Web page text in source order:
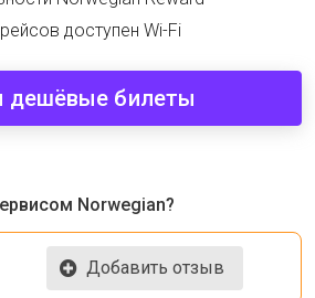
доступен Wi-Fi
дешёвые билеты
Norwegian?
Добавить отзыв